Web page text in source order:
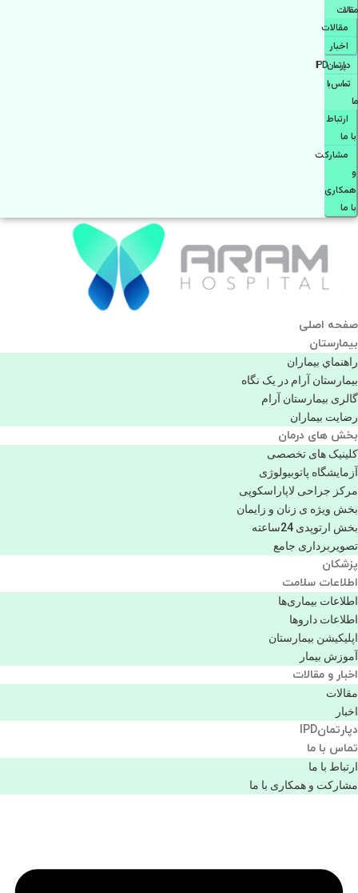
مقالات
مقالات
اخبار
دپارتمانIPD
تماس با
ما
ارتباط
با ما
مشاركت
و
همكاری
با ما
صفحه اصلی
بيمارستان
راهنماي بیماران
بیمارستان آرام در یک نگاه
گالری بیمارستان آرام
رضایت بیماران
بخش های درمان
کلینیک های تخصصی
آزمایشگاه پاتوبیولوژی
مرکز جراحی لاپاراسکوپی
بخش ویژه ی زنان و زایمان
بخش ارتوپدی 24ساعته
تصویربرداری جامع
پزشكان
اطلاعات سلامت
اطلاعات بیماری‌ها
اطلاعات دارو‌ها
اپليكيشن بيمارستان
آموزش بیمار
اخبار و مقالات
مقالات
اخبار
دپارتمانIPD
تماس با ما
ارتباط با ما
مشاركت و همكاری با ما